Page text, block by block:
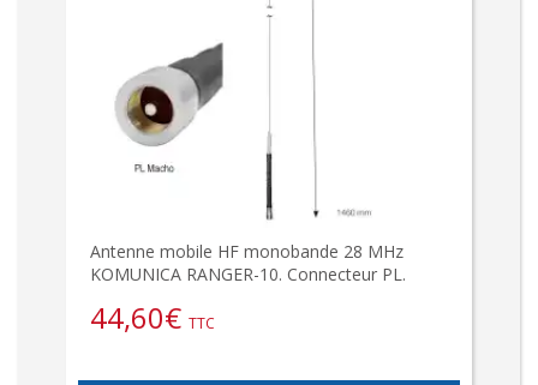
Antenne mobile HF monobande 28 MHz
KOMUNICA RANGER-10. Connecteur PL.
44,60€ TTC